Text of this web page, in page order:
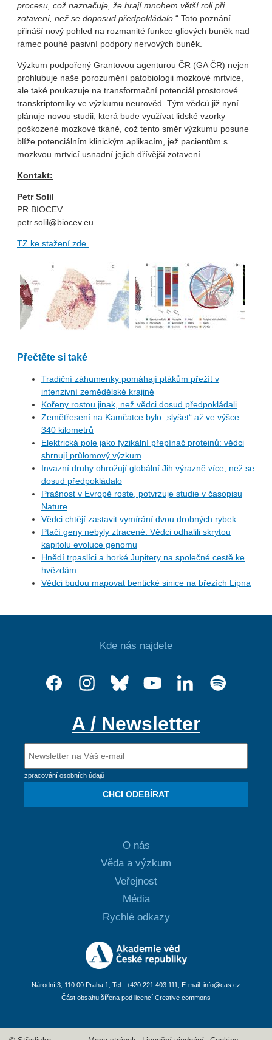
procesu, což naznačuje, že hrají mnohem větší roli při
zotavení, než se doposud předpokládalo.“ Toto poznání
přináší nový pohled na rozmanité funkce gliových buněk nad
rámec pouhé pasivní podpory nervových buněk.
Výzkum podpořený Grantovou agenturou ČR (GA ČR) nejen
prohlubuje naše porozumění patobiologii mozkové mrtvice,
ale také poukazuje na transformační potenciál prostorové
transkriptomiky ve výzkumu neurověd. Tým vědců již nyní
plánuje novou studii, která bude využívat lidské vzorky
poškozené mozkové tkáně, což tento směr výzkumu posune
blíže potenciálním klinickým aplikacím, jež pacientům s
mozkvou mrtvicí usnadní jejich dřívější zotavení.
Kontakt:
Petr Solil
PR BIOCEV
petr.solil@biocev.eu
TZ ke stažení zde.
Přečtěte si také
Tradiční záhumenky pomáhají ptákům přežít v
intenzivní zemědělské krajině
Kořeny rostou jinak, než vědci dosud předpokládali
Zemětřesení na Kamčatce bylo „slyšet“ až ve výšce
340 kilometrů
Elektrická pole jako fyzikální přepínač proteinů: vědci
shrnují průlomový výzkum
Invazní druhy ohrožují globální Jih výrazně více, než se
dosud předpokládalo
Prašnost v Evropě roste, potvrzuje studie v časopisu
Nature
Vědci chtějí zastavit vymírání dvou drobných rybek
Ptačí geny nebyly ztracené. Vědci odhalili skrytou
kapitolu evoluce genomu
Hnědí trpaslíci a horké Jupitery na společné cestě ke
hvězdám
Vědci budou mapovat bentické sinice na březích Lipna
Kde nás najdete
A / Newsletter
zpracování osobních údajů
CHCI ODEBÍRAT
O nás
Věda a výzkum
Veřejnost
Média
Rychlé odkazy
Národní 3, 110 00 Praha 1, Tel.: +420 221 403 111, E-mail: info@cas.cz
Část obsahu šířena pod licencí Creative commons